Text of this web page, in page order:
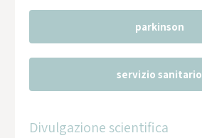
parkinson
servizio sanitario
Divulgazione scientifica